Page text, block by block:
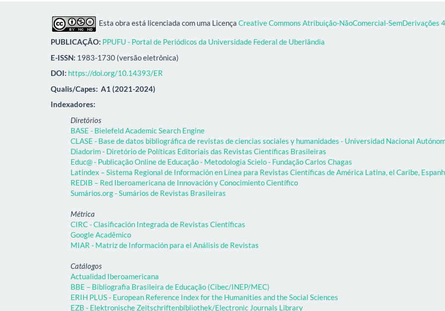
Esta obra está licenciada com uma Licença Creative Commons Atribuição-NãoComercial-SemDerivações
PUBLICAÇÃO: PPUFU - Portal de Periódicos da Universidade Federal de Uberlândia
E-ISSN: 1983-1730 (versão eletrônica)
DOI: https://doi.org/10.14393/ER
Qualis/Capes: A1 (2021-2024)
Indexadores:
Diretórios
BASE - Bielefeld Academic Search Engine
CLASE - Base de datos bibliográfica de revistas de ciencias sociales y humanidades - Universidad Nacional
Diadorim - Diretório de Políticas Editoriais das Revistas Científicas Brasileiras
Educ@ - Publicação Online de Educação - Metodologia Scielo - Fundação Carlos Chagas
Latindex – Sistema Regional de Información en Línea para Revistas Científicas de América Latina, el Caribe,
REDIB – Red Iberoamericana de Innovación y Conocimiento Científico
Sumários.org - Sumários de Revistas Brasileiras
Métrica
CIRC - Clasificación Integrada de Revistas Científicas
Google Acadêmico
MIAR - Matriz de Información para el Análisis de Revistas
Catálogos
Actualidad Iberoamericana
BBE – Bibliografia Brasileira de Educação (Cibec/INEP/MEC)
ERIH PLUS - European Reference Index for the Humanities and the Social Sciences
EZB - Elektronische Zeitschriftenbibliothek/Electronic Journals Library